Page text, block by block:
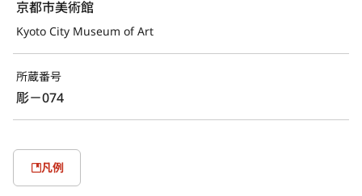
京都市美術館
Kyoto City Museum of Art
所蔵番号
彫－074
凡例